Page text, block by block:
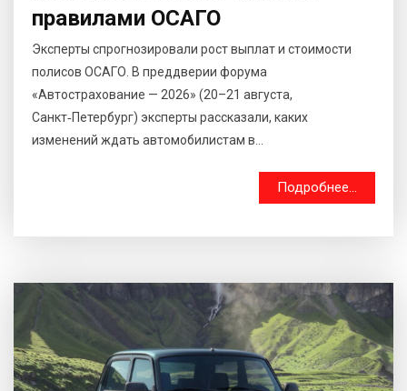
правилами ОСАГО
Эксперты спрогнозировали рост выплат и стоимости
полисов ОСАГО. В преддверии форума
«Автострахование — 2026» (20–21 августа,
Санкт‑Петербург) эксперты рассказали, каких
изменений ждать автомобилистам в...
Подробнее...